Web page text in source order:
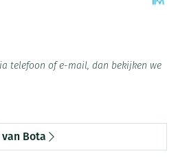
telefoon of e-mail, dan bekijken we
Bota